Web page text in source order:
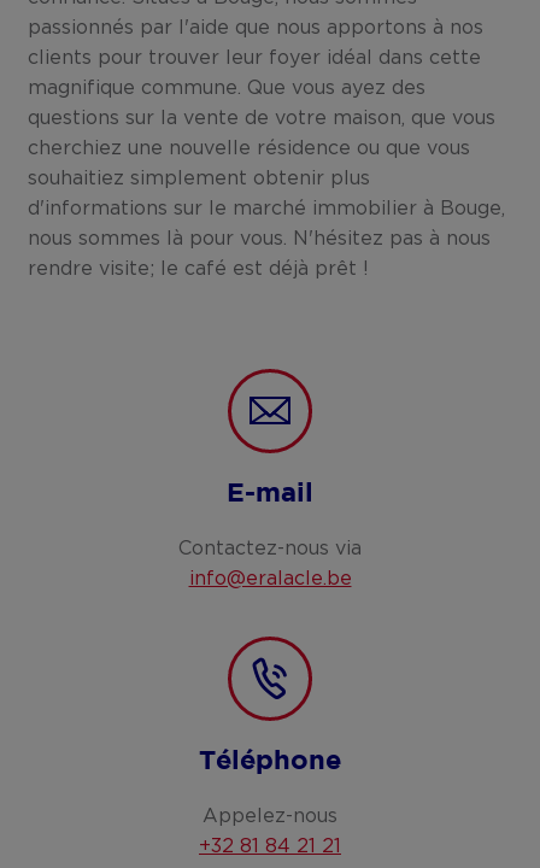
passionnés par l'aide que nous apportons à nos
clients pour trouver leur foyer idéal dans cette
magnifique commune. Que vous ayez des
questions sur la vente de votre maison, que vous
cherchiez une nouvelle résidence ou que vous
souhaitiez simplement obtenir plus
d'informations sur le marché immobilier à Bouge,
nous sommes là pour vous. N'hésitez pas à nous
rendre visite; le café est déjà prêt !
E-mail
Contactez-nous via
info@eralacle.be
Téléphone
Appelez-nous
+32 81 84 21 21